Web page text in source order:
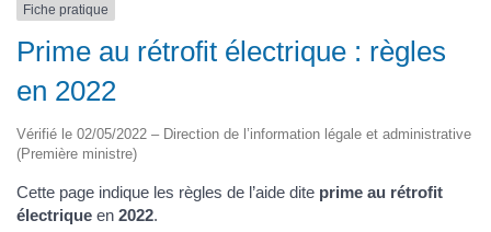
Fiche pratique
Prime au rétrofit électrique : règles
en 2022
Vérifié le 02/05/2022 – Direction de l’information légale et administrative
(Première ministre)
Cette page indique les règles de l’aide dite prime au rétrofit
électrique en 2022.